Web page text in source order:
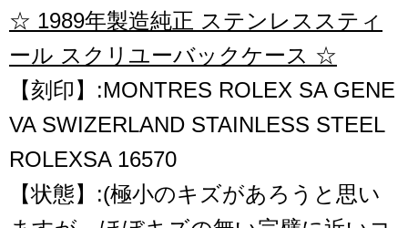
☆ 1989年製造純正 ステンレススティ
ール スクリユーバックケース ☆
【刻印】:MONTRES ROLEX SA GENE
VA SWIZERLAND STAINLESS STEEL
ROLEXSA 16570
【状態】:(極小のキズがあろうと思い